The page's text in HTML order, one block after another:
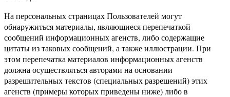
На персональных страницах Пользователей могут
обнаружиться материалы, являющиеся перепечаткой
сообщений информационных агенств, либо содержащие
цитаты из таковых сообщений, а также иллюстрации. При
этом перепечатка материалов информационных агенств
должна осуществляться авторами на основании
разрешительных текстов (специальных разрешений) этих
агенств (примеры которых приведены ниже) либо в